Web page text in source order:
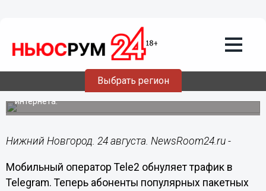
Выбрать регион
Tele2 запускает «Безлимит на
Абоненты популярных пакетных тарифов смогут
пользоваться мессенджером, не расходуя пакет
интернета.
Нижний Новгород. 24 августа. NewsRoom24.ru -
Мобильный оператор Tele2 обнуляет трафик в
Telegram. Теперь абоненты популярных пакетных